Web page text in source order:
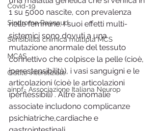
Covid-19
Sindrome Raynaud
Sensibilità chimica multipla MCS
MCAS
Cistite interstiziale
ainpf- Associazione Italiana Neurop
1 su 5000 nascite, con prevalenza
nelle femmine. I suoi effetti multi-
sistemici sono dovuti a una
mutazione anormale del tessuto
connettivo che colpisce la pelle (cioè,
iperestensibilità), i vasi sanguigni e le
articolazioni (cioè le articolazioni
iperflessibili) . Altre anomalie
associate includono complicanze
psichiatriche,cardiache e